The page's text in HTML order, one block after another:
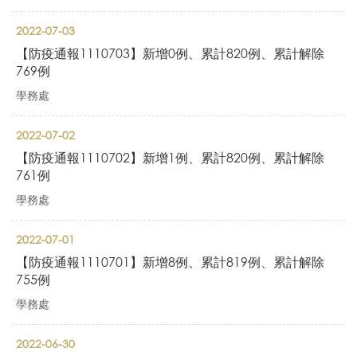
2022-07-03
【防疫通報1110703】新增0例、累計820例、累計解除
769例
學務處
2022-07-02
【防疫通報1110702】新增1例、累計820例、累計解除
761例
學務處
2022-07-01
【防疫通報1110701】新增8例、累計819例、累計解除
755例
學務處
2022-06-30